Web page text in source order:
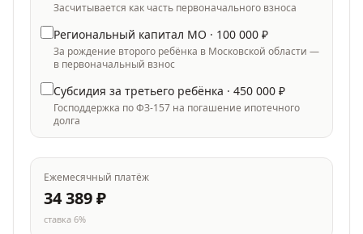
Засчитывается как часть первоначального взноса
Региональный капитал МО · 100 000 ₽
За рождение второго ребёнка в Московской области —
в первоначальный взнос
Субсидия за третьего ребёнка · 450 000 ₽
Господдержка по ФЗ-157 на погашение ипотечного
долга
Ежемесячный платёж
34 389₽
ставка 6%